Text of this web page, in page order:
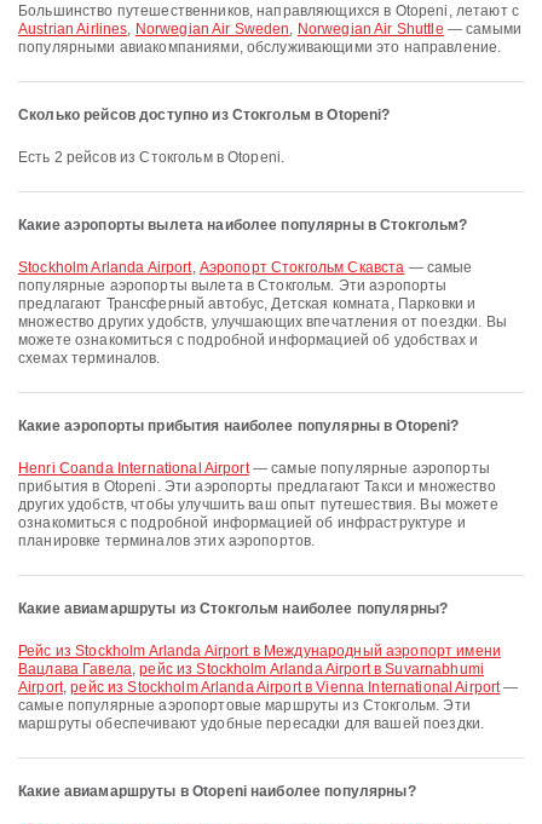
Большинство путешественников, направляющихся в Otopeni, летают с
Austrian Airlines, Norwegian Air Sweden, Norwegian Air Shuttle — самыми
популярными авиакомпаниями, обслуживающими это направление.
Сколько рейсов доступно из Стокгольм в Otopeni?
Есть 2 рейсов из Стокгольм в Otopeni.
Какие аэропорты вылета наиболее популярны в Стокгольм?
Stockholm Arlanda Airport, Аэропорт Стокгольм Скавста — самые
популярные аэропорты вылета в Стокгольм. Эти аэропорты
предлагают Трансферный автобус, Детская комната, Парковки и
множество других удобств, улучшающих впечатления от поездки. Вы
можете ознакомиться с подробной информацией об удобствах и
схемах терминалов.
Какие аэропорты прибытия наиболее популярны в Otopeni?
Henri Coanda International Airport— самые популярные аэропорты
прибытия в Otopeni. Эти аэропорты предлагают Такси и множество
других удобств, чтобы улучшить ваш опыт путешествия. Вы можете
ознакомиться с подробной информацией об инфраструктуре и
планировке терминалов этих аэропортов.
Какие авиамаршруты из Стокгольм наиболее популярны?
рейс из Stockholm Arlanda Airport в Международный аэропорт имени
Вацлава Гавела,рейс из Stockholm Arlanda Airport в Suvarnabhumi
Airport,рейс из Stockholm Arlanda Airport в Vienna International Airport—
самые популярные аэропортовые маршруты из Стокгольм. Эти
маршруты обеспечивают удобные пересадки для вашей поездки.
Какие авиамаршруты в Otopeni наиболее популярны?